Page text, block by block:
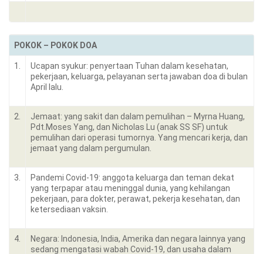
POKOK – POKOK DOA
1.
Ucapan syukur: penyertaan Tuhan dalam kesehatan,
pekerjaan, keluarga, pelayanan serta jawaban doa di bulan
April lalu.
2.
Jemaat: yang sakit dan dalam pemulihan – Myrna Huang,
Pdt.Moses Yang, dan Nicholas Lu (anak SS SF) untuk
pemulihan dari operasi tumornya. Yang mencari kerja, dan
jemaat yang dalam pergumulan.
3.
Pandemi Covid-19: anggota keluarga dan teman dekat
yang terpapar atau meninggal dunia, yang kehilangan
pekerjaan, para dokter, perawat, pekerja kesehatan, dan
ketersediaan vaksin.
4.
Negara: Indonesia, India, Amerika dan negara lainnya yang
sedang mengatasi wabah Covid-19, dan usaha dalam